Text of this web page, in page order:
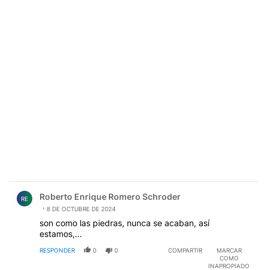
RE Roberto Enrique Romero Schroder
8 DE OCTUBRE DE 2024
son como las piedras, nunca se acaban, así
estamos,...
RESPONDER 0 0 COMPARTIR
MARCAR
COMO
INAPROPIADO